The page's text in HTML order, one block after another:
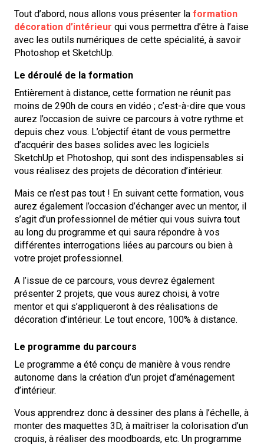
Tout d’abord, nous allons vous présenter la formation
décoration d’intérieur qui vous permettra d’être à l’aise
avec les outils numériques de cette spécialité, à savoir
Photoshop et SketchUp.
Le déroulé de la formation
Entièrement à distance, cette formation ne réunit pas
moins de 290h de cours en vidéo ; c’est-à-dire que vous
aurez l’occasion de suivre ce parcours à votre rythme et
depuis chez vous. L’objectif étant de vous permettre
d’acquérir des bases solides avec les logiciels
SketchUp et Photoshop, qui sont des indispensables si
vous réalisez des projets de décoration d’intérieur.
Mais ce n’est pas tout ! En suivant cette formation, vous
aurez également l’occasion d’échanger avec un mentor, il
s’agit d’un professionnel de métier qui vous suivra tout
au long du programme et qui saura répondre à vos
différentes interrogations liées au parcours ou bien à
votre projet professionnel.
A l’issue de ce parcours, vous devrez également
présenter 2 projets, que vous aurez choisi, à votre
mentor et qui s’appliqueront à des réalisations de
décoration d’intérieur. Le tout encore, 100% à distance.
Le programme du parcours
Le programme a été conçu de manière à vous rendre
autonome dans la création d’un projet d’aménagement
d’intérieur.
Vous apprendrez donc à dessiner des plans à l’échelle, à
monter des maquettes 3D, à maîtriser la colorisation d’un
croquis, à réaliser des moodboards, etc. Un programme